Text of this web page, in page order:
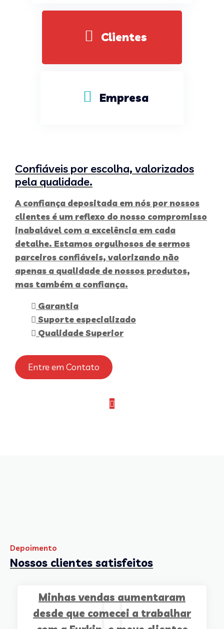
Clientes
Empresa
Confiáveis por escolha, valorizados
pela qualidade.
A confiança depositada em nós por nossos
clientes é um reflexo do nosso compromisso
inabalável com a excelência em cada
detalhe. Estamos orgulhosos de sermos
parceiros confiáveis, valorizando não
apenas a qualidade de nossos produtos,
mas também a confiança.
Garantia
Suporte especializado
Qualidade Superior
Entre em Contato
Depoimento
Nossos clientes satisfeitos
Minhas vendas aumentaram
desde que comecei a trabalhar